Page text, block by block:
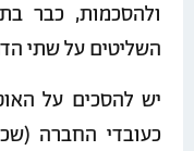
ולהסכמות, כבר
השליטים על שתי
יש להסכים על
כעובדי החברה